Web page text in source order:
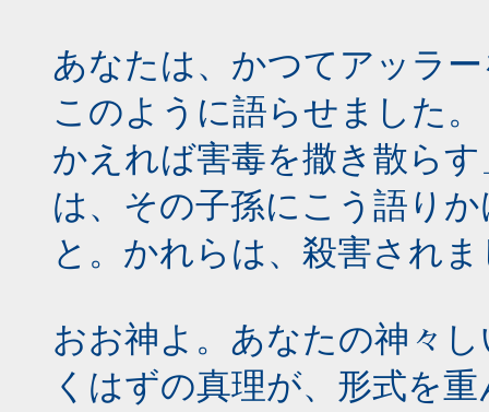
あなたは、かつてアッラ
このように語らせました
かえれば害毒を撒き散ら
は、その子孫にこう語り
と。かれらは、殺害され
おお神よ。あなたの神々
くはずの真理が、形式を